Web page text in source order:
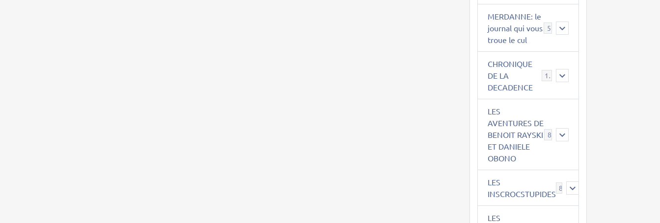
MERDANNE: le
journal qui vous
troue le cul
CHRONIQUE
DE LA
DECADENCE
12
LES
AVENTURES DE
BENOIT RAYSKI
ET DANIELE
OBONO
LES
INSCROCSTUPIDES
8
LES